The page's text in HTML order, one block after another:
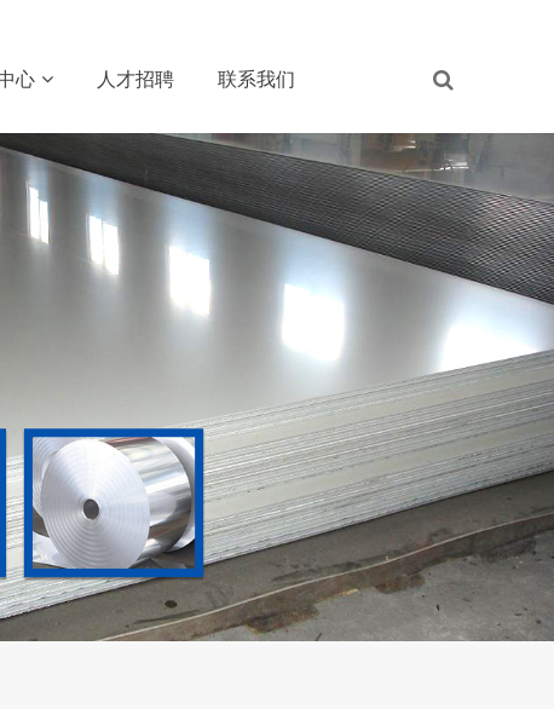
心 人才招聘 联系我们